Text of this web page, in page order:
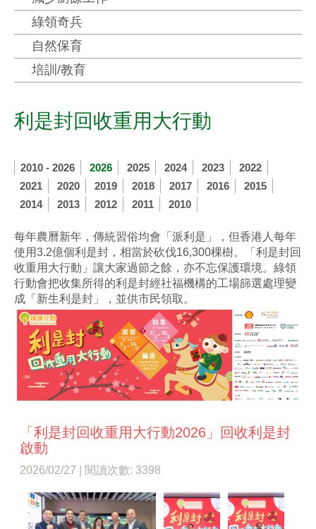
綠領奇兵
自然保育
培訓/教育
利是封回收重用大行動
2010 - 2026 2026 2025 2024 2023
2022
2021
2020 2019 2018 2017 2016
2015
2014
2013 2012 2011 2010
每年農曆新年，傳統習俗均會「派利是」，但香港人每年
使用3.2億個利是封，相當於砍伐16,300棵樹。「利是封回
收重用大行動」讓大家過節之餘，亦不忘保護環境。綠領
行動會把收集所得的利是封經社福機構的工場篩選處理變
成「新生利是封」，並供市民領取。
「利是封回收重用大行動2026」回收利是封
啟動
2026/02/27 | 閱讀次數: 3398